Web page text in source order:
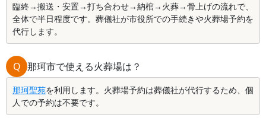
臨終→搬送・安置→打ち合わせ→納棺→火葬→骨上げの流れで、
全体で半日程度です。葬儀社が市役所での手続きや火葬場予約を
代行します。
Q 那珂市で使える火葬場は？
那珂聖苑を利用します。火葬場予約は葬儀社が代行するため、個
人での予約は不要です。